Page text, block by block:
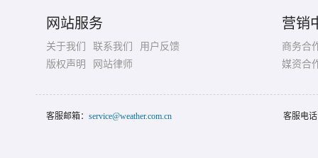
网站服务
关于我们 联系我们
用户反馈
版权声明
网站律师
营销
商务合
媒资合
客服邮箱： service@weather.com.cn 客服电